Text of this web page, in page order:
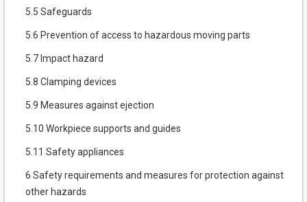
5.5 Safeguards
5.6 Prevention of access to hazardous moving parts
5.7 Impact hazard
5.8 Clamping devices
5.9 Measures against ejection
5.10 Workpiece supports and guides
5.11 Safety appliances
6 Safety requirements and measures for protection against
other hazards